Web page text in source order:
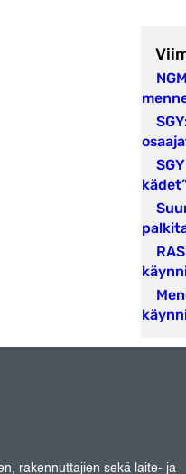
rakennuttajien sekä laite- ja